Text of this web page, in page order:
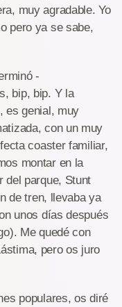
muy agradable. Yo
pero ya se sabe,
-
bip, bip. Y la
es genial, muy
con un muy
coaster familiar,
montar en la
del parque, Stunt
de tren, llevaba ya
unos días después
Me quedé con
pero os juro
populares, os diré